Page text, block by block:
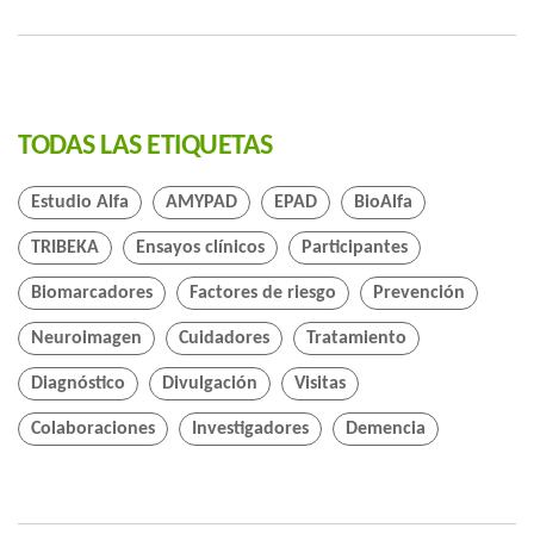
TODAS LAS ETIQUETAS
Estudio Alfa AMYPAD EPAD BioAlfa
TRIBEKA Ensayos clínicos Participantes
Biomarcadores Factores de riesgo Prevención
Neuroimagen Cuidadores Tratamiento
Diagnóstico Divulgación Visitas
Colaboraciones Investigadores Demencia